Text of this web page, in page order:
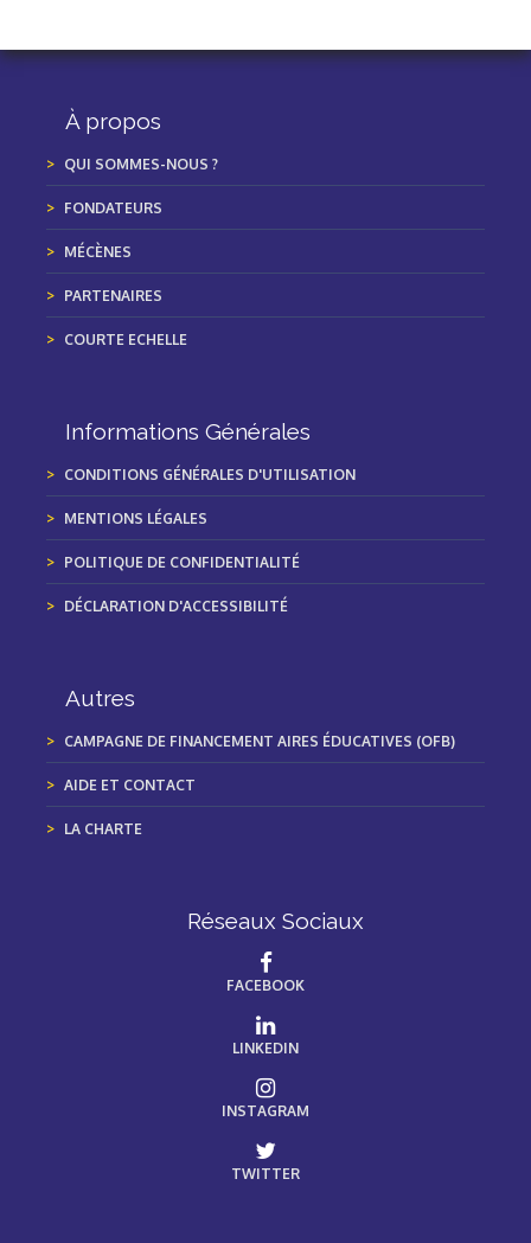
À propos
QUI SOMMES-NOUS ?
FONDATEURS
MÉCÈNES
PARTENAIRES
COURTE ECHELLE
Informations Générales
CONDITIONS GÉNÉRALES D'UTILISATION
MENTIONS LÉGALES
POLITIQUE DE CONFIDENTIALITÉ
DÉCLARATION D'ACCESSIBILITÉ
Autres
CAMPAGNE DE FINANCEMENT AIRES ÉDUCATIVES (OFB)
AIDE ET CONTACT
LA CHARTE
Réseaux Sociaux
FACEBOOK
LINKEDIN
INSTAGRAM
TWITTER